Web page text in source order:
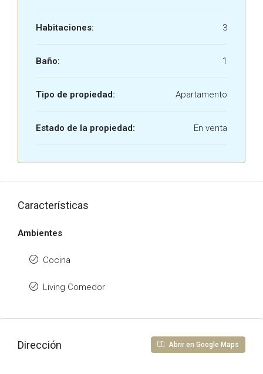
Habitaciones: 3
Baño: 1
Tipo de propiedad: Apartamento
Estado de la propiedad: En venta
Características
Ambientes
Cocina
Living Comedor
Dirección Abrir en Google Maps